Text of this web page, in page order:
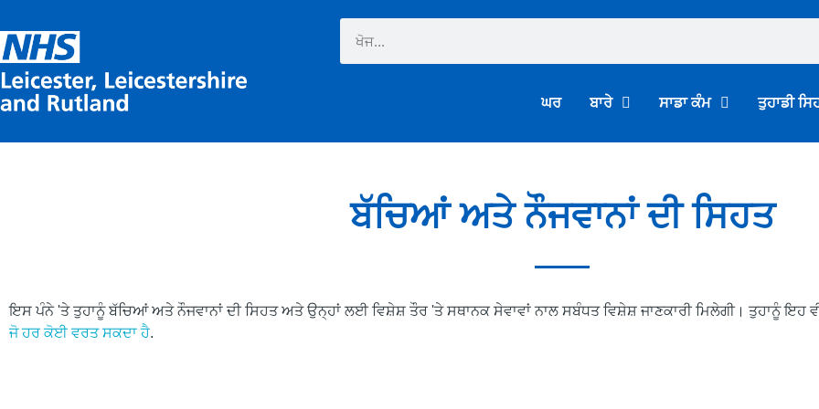
ਘਰ ਬਾਰੇ ਸਾਡਾ ਕੰਮ ਤੁਹਾਡੀ
ਬੱਚਿਆਂ ਅਤੇ ਨੌਜਵਾਨਾਂ ਦੀ ਸਿਹਤ
ਇਸ ਪੰਨੇ 'ਤੇ ਤੁਹਾਨੂੰ ਬੱਚਿਆਂ ਅਤੇ ਨੌਜਵਾਨਾਂ ਦੀ ਸਿਹਤ ਅਤੇ ਉਨ੍ਹਾਂ ਲਈ ਵਿਸ਼ੇਸ਼ ਤੌਰ 'ਤੇ ਸਥਾਨਕ ਸੇਵਾਵਾਂ ਨਾਲ ਸਬੰਧਤ ਵਿਸ਼ੇਸ਼ ਜਾਣਕਾਰੀ ਮਿਲੇਗੀ। ਤੁਹਾਨੂੰ ਇਹ
ਜੋ ਹਰ ਕੋਈ ਵਰਤ ਸਕਦਾ ਹੈ.